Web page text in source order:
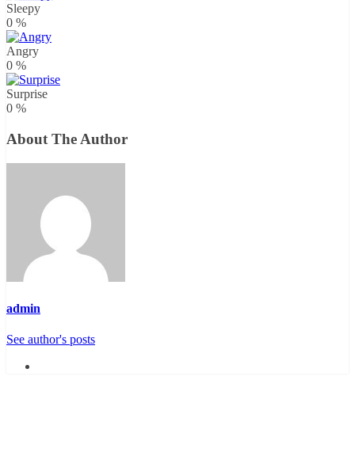
Sleepy
0 %
Angry
0 %
Surprise
0 %
About The Author
admin
See author's posts